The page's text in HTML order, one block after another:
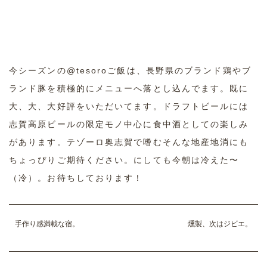
今シーズンの@tesoroご飯は、長野県のブランド鶏やブ
ランド豚を積極的にメニューへ落とし込んでます。既に
大、大、大好評をいただいてます。ドラフトビールには
志賀高原ビールの限定モノ中心に食中酒としての楽しみ
があります。テゾーロ奥志賀で嗜むそんな地産地消にも
ちょっぴりご期待ください。にしても今朝は冷えた〜
（冷）。お待ちしております！
手作り感満載な宿。 燻製、次はジビエ。